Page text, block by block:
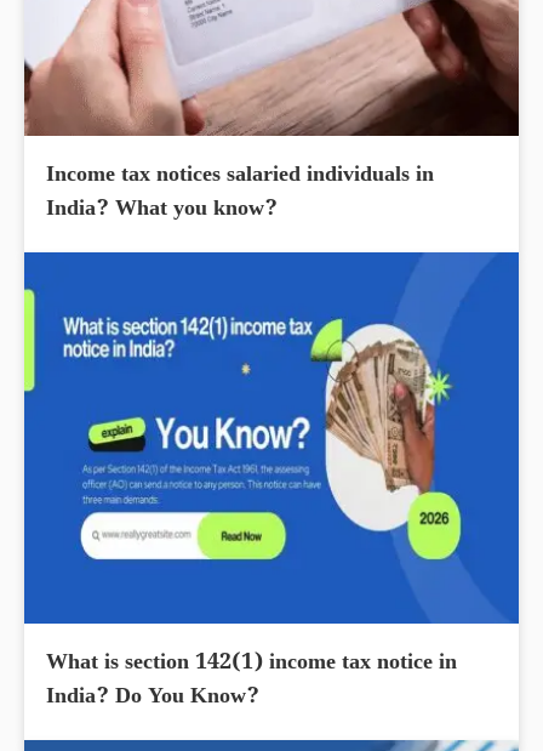
Income tax notices salaried individuals in
India? What you know?
What is section 142(1) income tax notice in
India? Do You Know?